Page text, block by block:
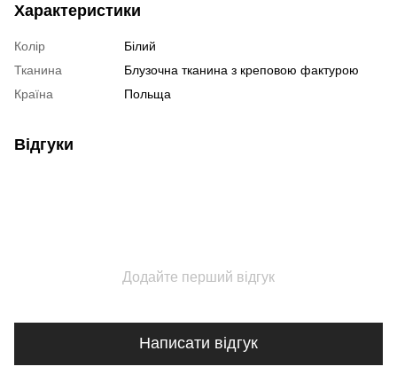
Характеристики
Колір
Білий
Тканина
Блузочна тканина з креповою фактурою
Країна
Польща
Відгуки
Додайте перший відгук
Написати відгук